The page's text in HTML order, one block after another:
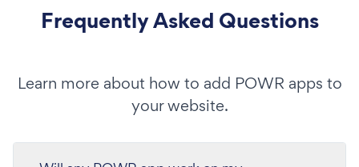
Frequently Asked Questions
Learn more about how to add POWR apps to
your website.